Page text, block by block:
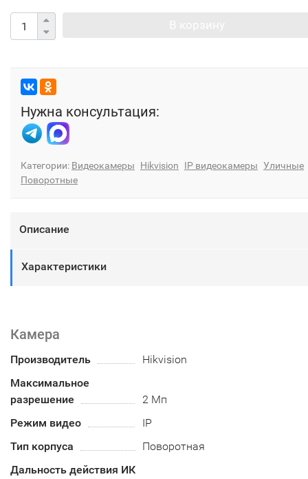
Нужна консультация:
Категории: Видеокамеры Hikvision IP видеокамеры Уличные
Поворотные
Описание
Характеристики
Камера
Производитель
Hikvision
Максимальное
разрешение
2 Мп
Режим видео
IP
Тип корпуса
Поворотная
Дальность действия ИК